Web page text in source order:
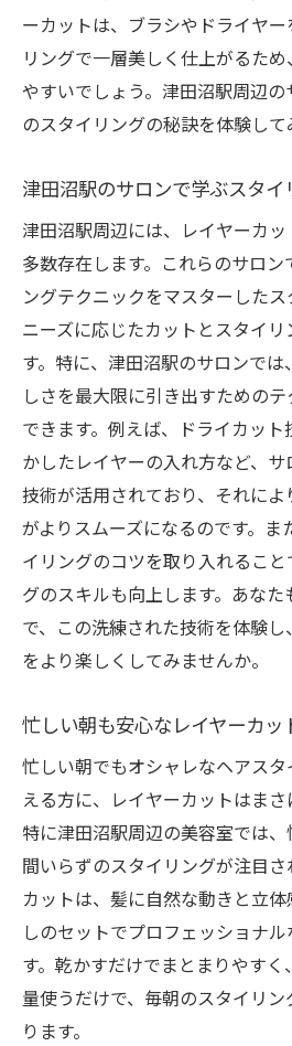
ーカットは、ブラシやドライヤ
リングで一層美しく仕上がるた
やすいでしょう。津田沼駅周辺
のスタイリングの秘訣を体験して
津田沼駅のサロンで学ぶスタイ
津田沼駅周辺には、レイヤーカ
多数存在します。これらのサロ
ングテクニックをマスターした
ニーズに応じたカットとスタイ
す。特に、津田沼駅のサロンで
しさを最大限に引き出すための
できます。例えば、ドライカッ
かしたレイヤーの入れ方など、
技術が活用されており、それに
がよりスムーズになるのです。ま
イリングのコツを取り入れるこ
グのスキルも向上します。あな
で、この洗練された技術を体験
をより楽しくしてみませんか。
忙しい朝も安心なレイヤーカッ
忙しい朝でもオシャレなヘアス
える方に、レイヤーカットはまさ
特に津田沼駅周辺の美容室では
間いらずのスタイリングが注目
カットは、髪に自然な動きと立
しのセットでプロフェッショナ
す。乾かすだけでまとまりやす
量使うだけで、毎朝のスタイリ
ります。